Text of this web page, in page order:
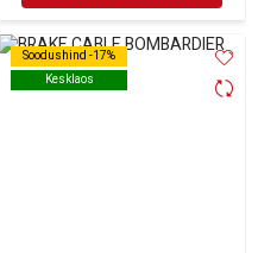
Soodushind -17%
Kesklaos
Soodushind -17%
Kesklaos